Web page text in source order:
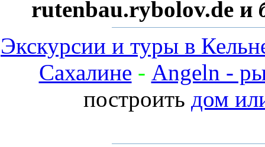
rutenbau.rybolov.de и
Экскурсии и туры в
Сахалине - Angeln -
построить дом